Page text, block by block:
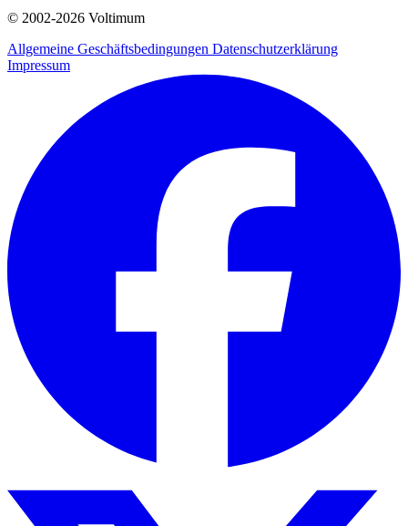
© 2002-2026 Voltimum
Allgemeine Geschäftsbedingungen Datenschutzerklärung
Impressum